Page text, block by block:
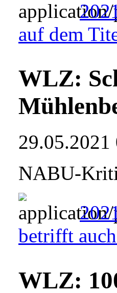
auf dem
WLZ:
29.05.2021
NABU-
betrifft
WLZ: